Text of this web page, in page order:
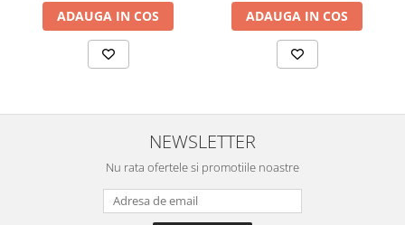
ADAUGA IN COS ADAUGA IN COS
NEWSLETTER
Nu rata ofertele si promotiile noastre